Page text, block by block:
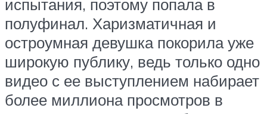
испытания, поэтому попала в
полуфинал. Харизматичная и
остроумная девушка покорила уже
широкую публику, ведь только одно
видео с ее выступлением набирает
более миллиона просмотров в